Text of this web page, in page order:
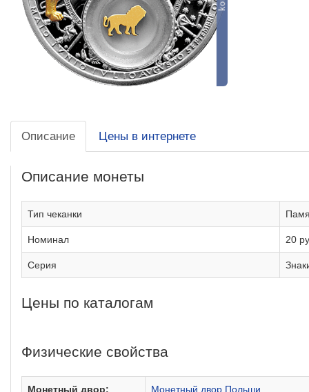
Описание Цены в интернете
Описание монеты
Тип чеканки
Номинал 20
Серия
Цены по каталогам
Физические свойства
Монетный двор: Монетный двор Польши